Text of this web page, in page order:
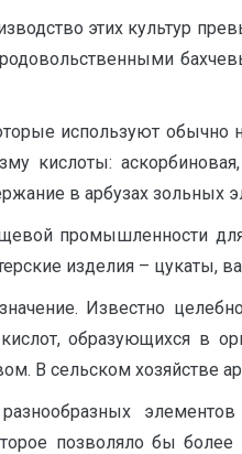
этих культур
используют обычно
кислоты:
в арбузах зольных
промышленности для
изделия –
Известно
образующихся в
В сельском хозяйстве
позволяло бы более